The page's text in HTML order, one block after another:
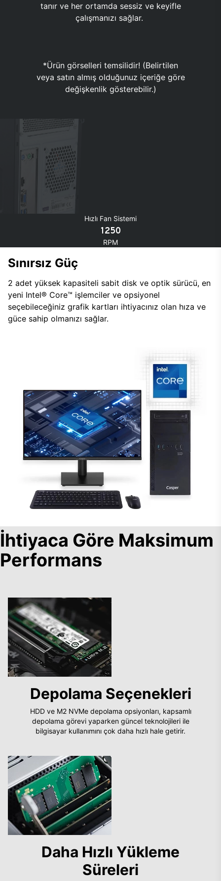
tanır ve her ortamda sessiz ve keyifle
çalışmanızı sağlar.
*Ürün görselleri temsilidir! (Belirtilen
veya satın almış olduğunuz içeriğe göre
değişkenlik gösterebilir.)
Hızlı Fan Sistemi
1250
RPM
Sınırsız Güç
2 adet yüksek kapasiteli sabit disk ve optik sürücü, en
yeni Intel® Core™ işlemciler ve opsiyonel
seçebileceğiniz grafik kartları ihtiyacınız olan hıza ve
güce sahip olmanızı sağlar.
İhtiyaca Göre Maksimum
Performans
Depolama Seçenekleri
HDD ve M2 NVMe depolama opsiyonları, kapsamlı
depolama görevi yaparken güncel teknolojileri ile
bilgisayar kullanımını çok daha hızlı hale getirir.
Daha Hızlı Yükleme
Süreleri